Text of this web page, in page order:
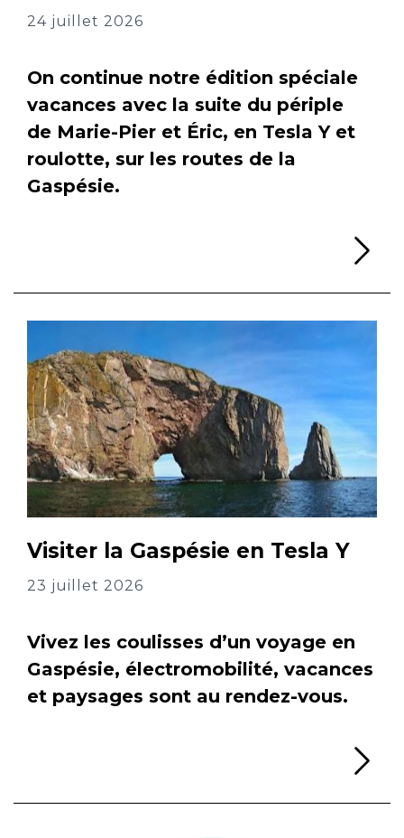
24 juillet 2026
On continue notre édition spéciale
vacances avec la suite du périple
de Marie-Pier et Éric, en Tesla Y et
roulotte, sur les routes de la
Gaspésie.
Visiter la Gaspésie en Tesla Y
23 juillet 2026
Vivez les coulisses d’un voyage en
Gaspésie, électromobilité, vacances
et paysages sont au rendez-vous.